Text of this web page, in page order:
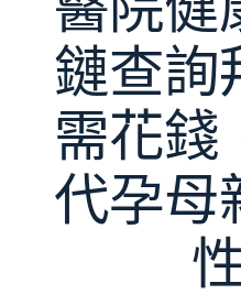
鏈查詢
需花錢
代孕母